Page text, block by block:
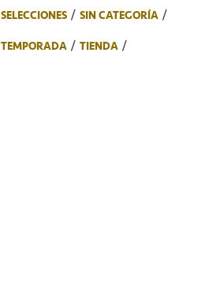
SELECCIONES
SIN CATEGORÍA
TEMPORADA
TIENDA